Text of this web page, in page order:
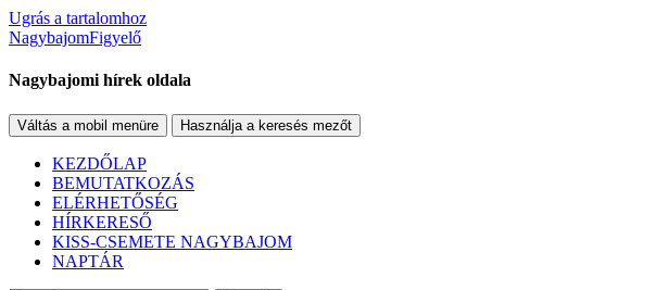
Ugrás a tartalomhoz
NagybajomFigyelő
Nagybajomi hírek oldala
Váltás a mobil menüre Használja a keresés mezőt
KEZDŐLAP
BEMUTATKOZÁS
ELÉRHETŐSÉG
HÍRKERESŐ
KISS-CSEMETE NAGYBAJOM
NAPTÁR